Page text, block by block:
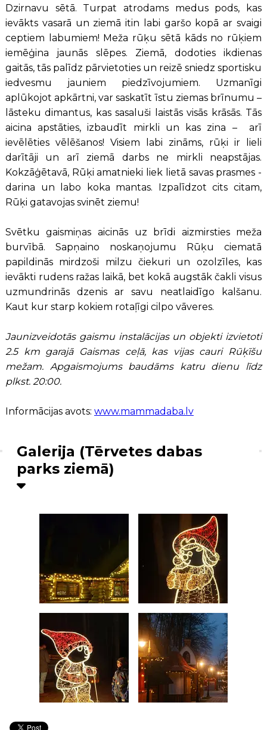
Dzirnavu sētā. Turpat atrodams medus pods, kas
ievākts vasarā un ziemā itin labi garšo kopā ar svaigi
ceptiem labumiem! Meža rūķu sētā kāds no rūķiem
iemēģina jaunās slēpes. Ziemā, dodoties ikdienas
gaitās, tās palīdz pārvietoties un reizē sniedz sportisku
iedvesmu jauniem piedzīvojumiem. Uzmanīgi
aplūkojot apkārtni, var saskatīt īstu ziemas brīnumu –
lāsteku dimantus, kas sasaluši laistās visās krāsās. Tās
aicina apstāties, izbaudīt mirkli un kas zina – arī
ievēlēties vēlēšanos! Visiem labi zināms, rūķi ir lieli
darītāji un arī ziemā darbs ne mirkli neapstājas.
Kokzāģētavā, Rūķi amatnieki liek lietā savas prasmes -
darina un labo koka mantas. Izpalīdzot cits citam,
Rūķi gatavojas svinēt ziemu!
Svētku gaismiņas aicinās uz brīdi aizmirsties meža
burvībā. Sapņaino noskaņojumu Rūķu ciematā
papildinās mirdzoši milzu čiekuri un ozolzīles, kas
ievākti rudens ražas laikā, bet kokā augstāk čakli visus
uzmundrinās dzenis ar savu neatlaidīgo kalšanu.
Kaut kur starp kokiem rotaļīgi cilpo vāveres.
Jaunizveidotās gaismu instalācijas un objekti izvietoti
2.5 km garajā Gaismas ceļā, kas vijas cauri Rūķīšu
mežam. Apgaismojums baudāms katru dienu līdz
plkst. 20:00.
Informācijas avots: www.mammadaba.lv
Galerija (Tērvetes dabas
parks ziemā)